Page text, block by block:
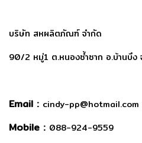
บริษัท สหผลิตภัณฑ์ จำกัด
90/2 หมู่1 ต.หนองซ้ำซาก อ.บ้านบึง
Email : cindy-pp@hotmail.com
Mobile : 088-924-9559